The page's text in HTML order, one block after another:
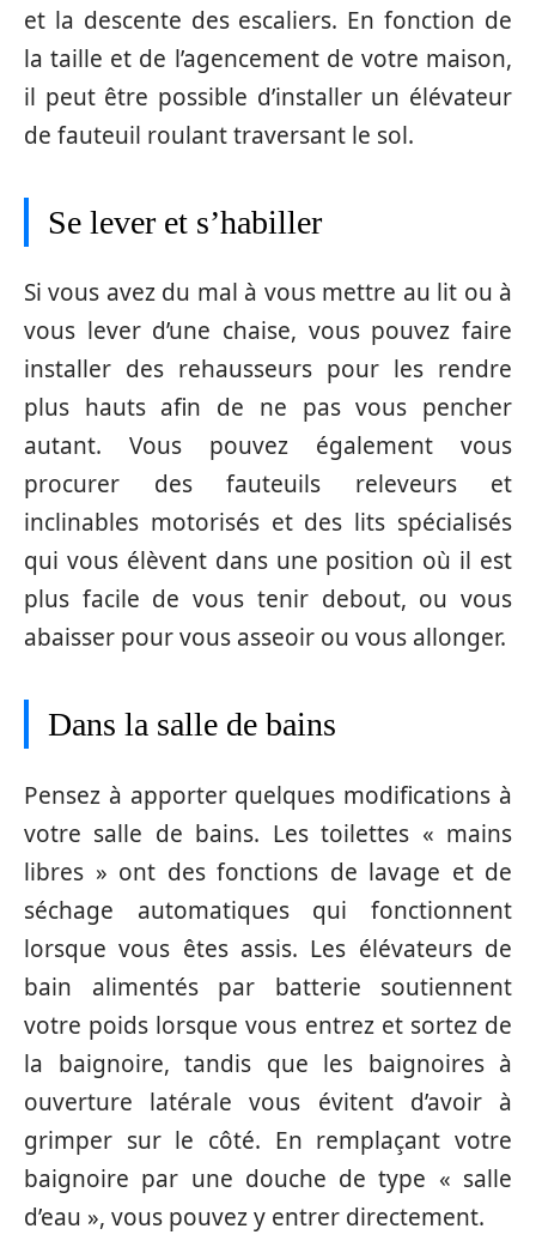
et la descente des escaliers. En fonction de
la taille et de l’agencement de votre maison,
il peut être possible d’installer un élévateur
de fauteuil roulant traversant le sol.
Se lever et s’habiller
Si vous avez du mal à vous mettre au lit ou à
vous lever d’une chaise, vous pouvez faire
installer des rehausseurs pour les rendre
plus hauts afin de ne pas vous pencher
autant. Vous pouvez également vous
procurer des fauteuils releveurs et
inclinables motorisés et des lits spécialisés
qui vous élèvent dans une position où il est
plus facile de vous tenir debout, ou vous
abaisser pour vous asseoir ou vous allonger.
Dans la salle de bains
Pensez à apporter quelques modifications à
votre salle de bains. Les toilettes « mains
libres » ont des fonctions de lavage et de
séchage automatiques qui fonctionnent
lorsque vous êtes assis. Les élévateurs de
bain alimentés par batterie soutiennent
votre poids lorsque vous entrez et sortez de
la baignoire, tandis que les baignoires à
ouverture latérale vous évitent d’avoir à
grimper sur le côté. En remplaçant votre
baignoire par une douche de type « salle
d’eau », vous pouvez y entrer directement.